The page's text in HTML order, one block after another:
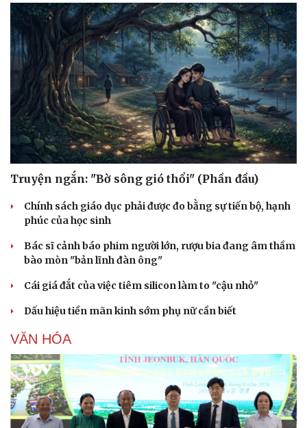
Truyện ngắn: "Bờ sông gió thổi" (Phần đầu)
Chính sách giáo dục phải được đo bằng sự tiến bộ, hạnh
phúc của học sinh
Bác sĩ cảnh báo phim người lớn, rượu bia đang âm thầm
bào mòn "bản lĩnh đàn ông"
Cái giá đắt của việc tiêm silicon làm to "cậu nhỏ"
Dấu hiệu tiền mãn kinh sớm phụ nữ cần biết
VĂN HÓA